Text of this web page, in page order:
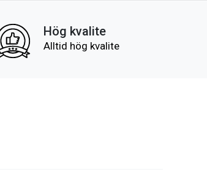
Hög kvalite
Alltid hög kvalite